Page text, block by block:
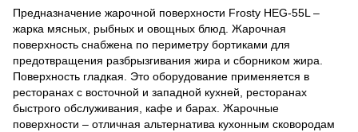
Предназначение жарочной поверхности Frosty HEG-55L –
жарка мясных, рыбных и овощных блюд. Жарочная
поверхность снабжена по периметру бортиками для
предотвращения разбрызгивания жира и сборником жира.
Поверхность гладкая. Это оборудование применяется в
ресторанах с восточной и западной кухней, ресторанах
быстрого обслуживания, кафе и барах. Жарочные
поверхности – отличная альтернатива кухонным сковородам